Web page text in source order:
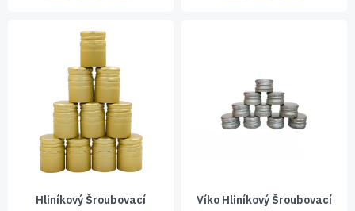
Hliníkový Šroubovací Víko Hliníkový Šroubovací